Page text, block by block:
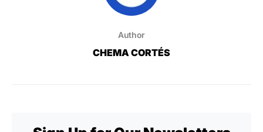
Author
CHEMA CORTÉS